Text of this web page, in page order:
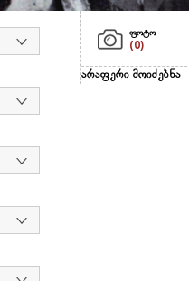
ფოტო
(0)
არაფერი მოიძებნა